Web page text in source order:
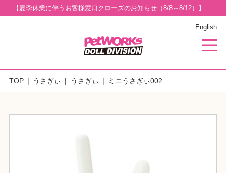
【夏季休業に伴うお客様窓口クローズのお知らせ（8/8～8/12）】
English
TOP うさぎぃ うさぎぃ ミニうさぎぃ002